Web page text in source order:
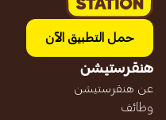
حمل التطبيق الآن
هنقرستيشن
عن هنقرستيشن
وظائف